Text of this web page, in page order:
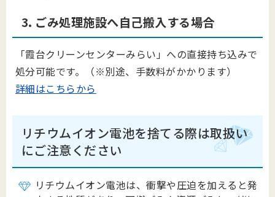
3. ごみ処理施設へ自己搬入する場合
「霞台クリーンセンターみらい」への直接持ち込みで
処分可能です。（※別途、手数料がかかります）
詳細はこちらから
リチウムイオン電池を捨てる際は取扱い
にご注意ください
リチウムイオン電池は、衝撃や圧迫を加えると発